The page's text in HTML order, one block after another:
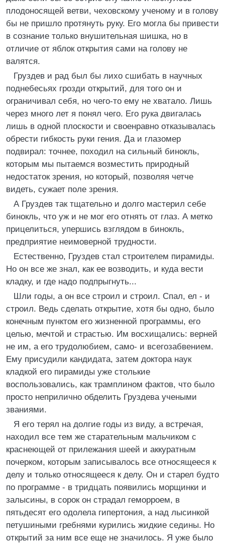
плодоносящей ветви, чеховскому ученому и в голову
бы не пришло протянуть руку. Его могла бы привести
в сознание только внушительная шишка, но в
отличие от яблок открытия сами на голову не
валятся.
Груздев и рад был бы лихо сшибать в научных
поднебесьях грозди открытий, для того он и
ограничивал себя, но чего-то ему не хватало. Лишь
через много лет я понял чего. Его рука двигалась
лишь в одной плоскости и своенравно отказывалась
обрести гибкость руки гения. Да и глазомер
подвирал: точнее, походил на сильный бинокль,
которым мы пытаемся возместить природный
недостаток зрения, но который, позволяя четче
видеть, сужает поле зрения.
А Груздев так тщательно и долго мастерил себе
бинокль, что уж и не мог его отнять от глаз. А метко
прицелиться, упершись взглядом в бинокль,
предприятие неимоверной трудности.
Естественно, Груздев стал строителем пирамиды.
Но он все же знал, как ее возводить, и куда вести
кладку, и где надо подпрыгнуть...
Шли годы, а он все строил и строил. Спал, ел - и
строил. Ведь сделать открытие, хотя бы одно, было
конечным пунктом его жизненной программы, его
целью, мечтой и страстью. Им восхищались: верней
не им, а его трудолюбием, само- и всегозабвением.
Ему присудили кандидата, затем доктора наук
кладкой его пирамиды уже столькие
воспользовались, как трамплином фактов, что было
просто неприлично обделить Груздева учеными
званиями.
Я его терял на долгие годы из виду, а встречая,
находил все тем же старательным мальчиком с
краснеющей от прилежания шеей и аккуратным
почерком, которым записывалось все относящееся к
делу и только относящееся к делу. Он и старел будто
по программе - в тридцать появились морщинки и
залысины, в сорок он страдал геморроем, в
пятьдесят его одолела гипертония, а над лысинкой
петушиными гребнями курились жидкие седины. Но
открытий за ним все еще не значилось. Я уже было